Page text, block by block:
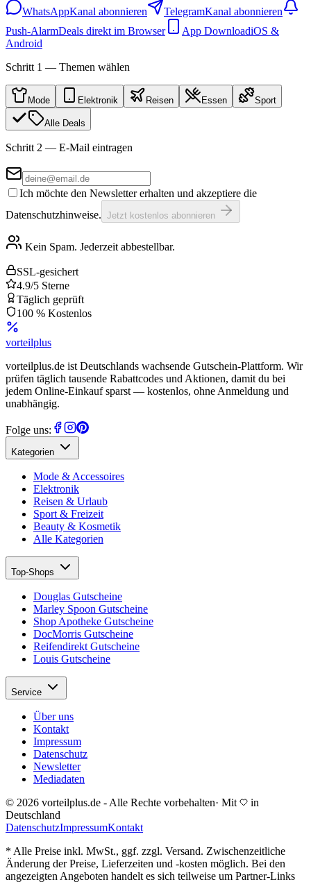
WhatsAppKanal abonnieren TelegramKanal abonnieren
Push-AlarmDeals direkt im Browser App DownloadiOS &
Android
Schritt 1 — Themen wählen
Mode Elektronik Reisen Essen Sport
Alle Deals
Schritt 2 — E-Mail eintragen
Ich möchte den Newsletter erhalten und akzeptiere die
Datenschutzhinweise. Jetzt kostenlos abonnieren
Kein Spam. Jederzeit abbestellbar.
SSL-gesichert
4.9/5 Sterne
Täglich geprüft
100 % Kostenlos
vorteilplus
vorteilplus.de ist Deutschlands wachsende Gutschein-Plattform. Wir
prüfen täglich tausende Rabattcodes und Aktionen, damit du bei
jedem Online-Einkauf sparst — kostenlos, ohne Anmeldung und
unabhängig.
Folge uns:
Kategorien
Mode & Accessoires
Elektronik
Reisen & Urlaub
Sport & Freizeit
Beauty & Kosmetik
Alle Kategorien
Top-Shops
Douglas Gutscheine
Marley Spoon Gutscheine
Shop Apotheke Gutscheine
DocMorris Gutscheine
Reifendirekt Gutscheine
Louis Gutscheine
Service
Über uns
Kontakt
Impressum
Datenschutz
Newsletter
Mediadaten
© 2026 vorteilplus.de - Alle Rechte vorbehalten· Mit
in
Deutschland
DatenschutzImpressumKontakt
* Alle Preise inkl. MwSt., ggf. zzgl. Versand. Zwischenzeitliche
Änderung der Preise, Lieferzeiten und -kosten möglich. Bei den
angezeigten Angeboten handelt es sich teilweise um Partner-Links